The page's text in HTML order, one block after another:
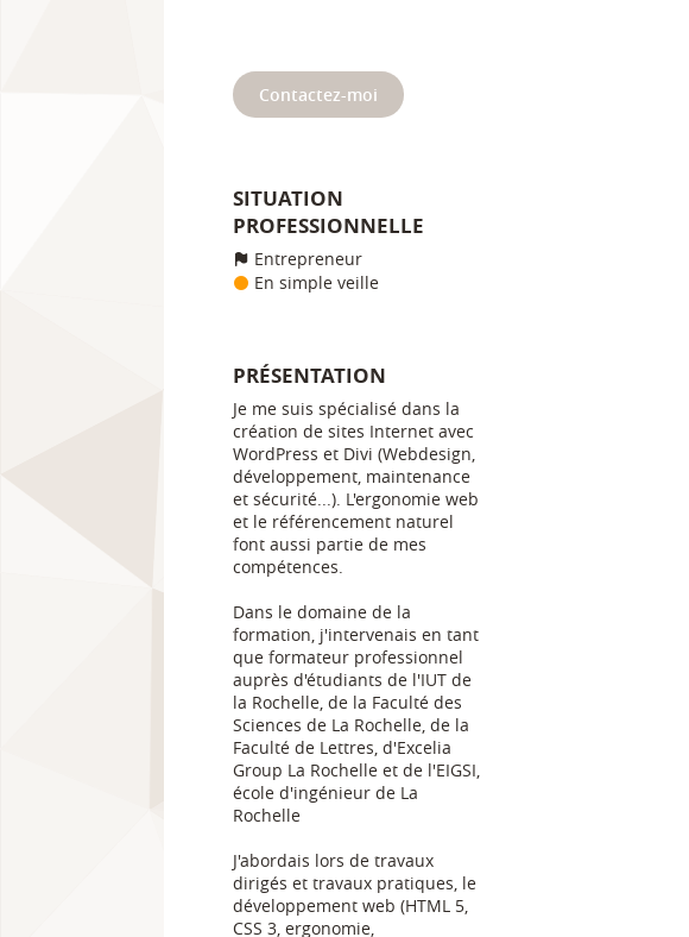
Contactez-moi
SITUATION
PROFESSIONNELLE
Entrepreneur
En simple veille
PRÉSENTATION
Je me suis spécialisé dans la
création de sites Internet avec
WordPress et Divi (Webdesign,
développement, maintenance
et sécurité...). L'ergonomie web
et le référencement naturel
font aussi partie de mes
compétences.
Dans le domaine de la
formation, j'intervenais en tant
que formateur professionnel
auprès d'étudiants de l'IUT de
la Rochelle, de la Faculté des
Sciences de La Rochelle, de la
Faculté de Lettres, d'Excelia
Group La Rochelle et de l'EIGSI,
école d'ingénieur de La
Rochelle
J'abordais lors de travaux
dirigés et travaux pratiques, le
développement web (HTML 5,
CSS 3, ergonomie,